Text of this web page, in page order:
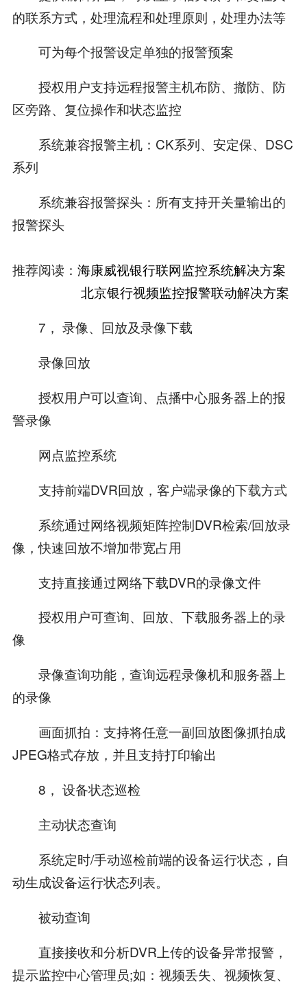
的联系方式，处理流程和处理原则，处理办法等
可为每个报警设定单独的报警预案
授权用户支持远程报警主机布防、撤防、防
区旁路、复位操作和状态监控
系统兼容报警主机：CK系列、安定保、DSC
系列
系统兼容报警探头：所有支持开关量输出的
报警探头
推荐阅读： 海康威视银行联网监控系统解决方案
北京银行视频监控报警联动解决方案
7， 录像、回放及录像下载
录像回放
授权用户可以查询、点播中心服务器上的报
警录像
网点监控系统
支持前端DVR回放，客户端录像的下载方式
系统通过网络视频矩阵控制DVR检索/回放录
像，快速回放不增加带宽占用
支持直接通过网络下载DVR的录像文件
授权用户可查询、回放、下载服务器上的录
像
录像查询功能，查询远程录像机和服务器上
的录像
画面抓拍：支持将任意一副回放图像抓拍成
JPEG格式存放，并且支持打印输出
8， 设备状态巡检
主动状态查询
系统定时/手动巡检前端的设备运行状态，自
动生成设备运行状态列表。
被动查询
直接接收和分析DVR上传的设备异常报警，
提示监控中心管理员;如：视频丢失、视频恢复、